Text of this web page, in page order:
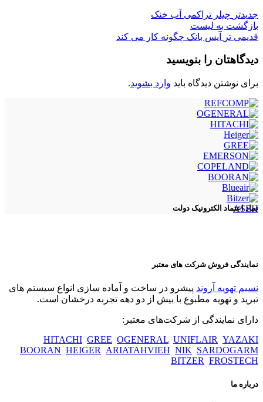
جدیدتر چیلر تراکمی آب خنک
بازگشت به لیست
قدیمی تر
آیس بانک چگونه کار می کند
دیدگاهتان را بنویسید
برای نوشتن دیدگاه باید وارد بشوید.
ASEH
نماد اعتماد الکترونیک دولت
نمایندگی فروش شرکت های معتبر
نسیم تهویه آروند پیشرو در ساخت و آماده سازی انواع سیستم های
تبرید و تهویه مطبوع با بیش از دو دهه تجربه درخشان است.
دارای نمایندگی از شرکت‌های معتبر:
HITACHI GREE OGENERAL UNIFLAIR YAZAKI
BOORAN HEIGER ARIATAHVIEH NIK SARDOGARM
BITZER FROSTECH
درباره ما